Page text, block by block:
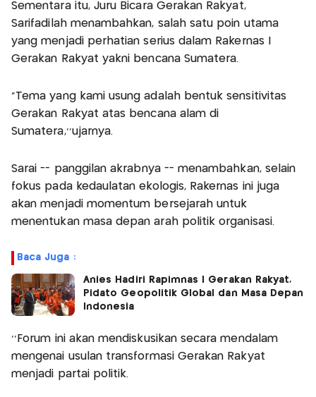
Sementara itu, Juru Bicara Gerakan Rakyat,
Sarifadilah menambahkan, salah satu poin utama
yang menjadi perhatian serius dalam Rakernas I
Gerakan Rakyat yakni bencana Sumatera.
"Tema yang kami usung adalah bentuk sensitivitas
Gerakan Rakyat atas bencana alam di
Sumatera,’’ujarnya.
Sarai -- panggilan akrabnya -- menambahkan, selain
fokus pada kedaulatan ekologis, Rakernas ini juga
akan menjadi momentum bersejarah untuk
menentukan masa depan arah politik organisasi.
Baca Juga :
Anies Hadiri Rapimnas I Gerakan Rakyat,
Pidato Geopolitik Global dan Masa Depan
Indonesia
‘’Forum ini akan mendiskusikan secara mendalam
mengenai usulan transformasi Gerakan Rakyat
menjadi partai politik.